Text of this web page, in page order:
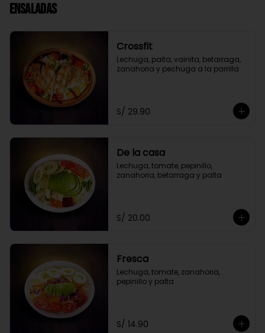
Ensaladas
Crossfit
Lechuga, palta, vainita, betarraga,
zanahoria y pechuga a la parrilla
S/ 29.90
De la casa
Lechuga, tomate, pepinillo,
zanahoria, betarraga y palta
S/ 20.00
Fresca
Lechuga, tomate, zanahoria,
pepinillo y palta
S/ 14.90